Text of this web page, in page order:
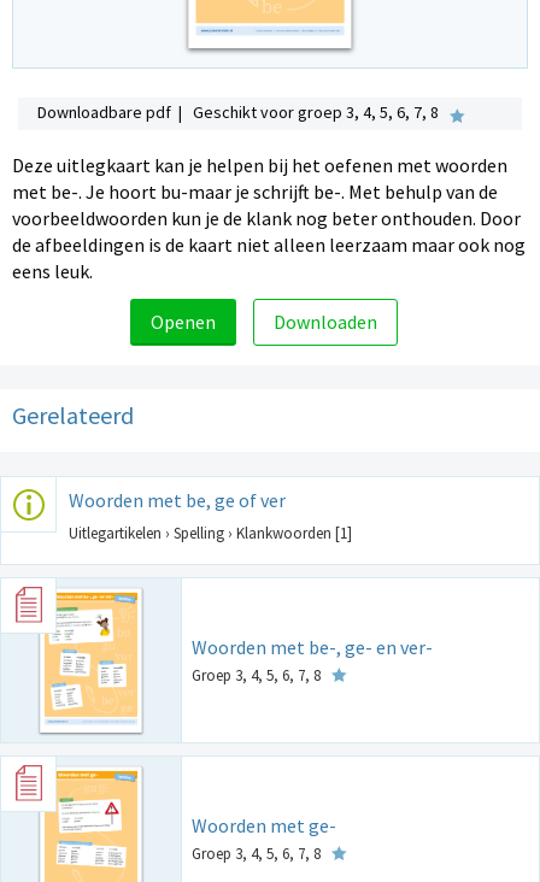
Downloadbare pdf | Geschikt voor groep 3, 4, 5, 6, 7, 8
Deze uitlegkaart kan je helpen bij het oefenen met woorden
met be-. Je hoort bu-maar je schrijft be-. Met behulp van de
voorbeeldwoorden kun je de klank nog beter onthouden. Door
de afbeeldingen is de kaart niet alleen leerzaam maar ook nog
eens leuk.
Openen Downloaden
Gerelateerd
Woorden met be, ge of ver
Uitlegartikelen › Spelling › Klankwoorden [1]
Woorden met be-, ge- en ver-
Groep 3, 4, 5, 6, 7, 8
Woorden met ge-
Groep 3, 4, 5, 6, 7, 8